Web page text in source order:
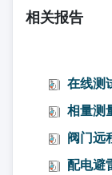
相关报告
在线测
相量测
阀门远
配电避